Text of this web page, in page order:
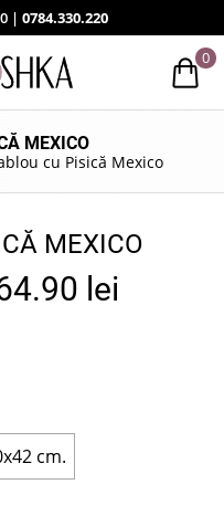
| 0784.330.220
0
MEXICO
cu Pisică Mexico
MEXICO
lei
cm.